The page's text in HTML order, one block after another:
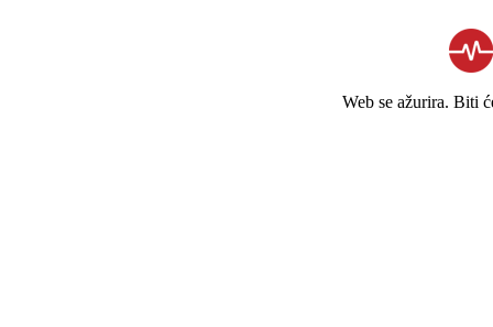
Web se ažurira. Biti